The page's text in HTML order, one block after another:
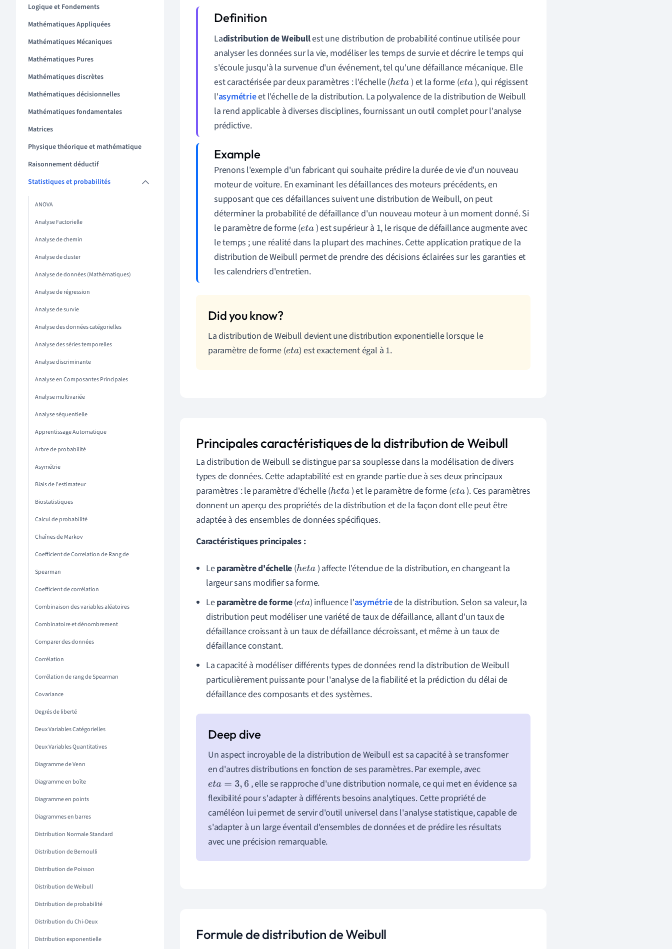
Logique et Fondements
Mathématiques Appliquées
Mathématiques Mécaniques
Mathématiques Pures
Mathématiques discrètes
Mathématiques décisionnelles
Mathématiques fondamentales
Matrices
Physique théorique et mathématique
Raisonnement déductif
Statistiques et probabilités
ANOVA
Analyse Factorielle
Analyse de chemin
Analyse de cluster
Analyse de données (Mathématiques)
Analyse de régression
Analyse de survie
Analyse des données catégorielles
Analyse des séries temporelles
Analyse discriminante
Analyse en Composantes Principales
Analyse multivariée
Analyse séquentielle
Apprentissage Automatique
Arbre de probabilité
Asymétrie
Biais de l'estimateur
Biostatistiques
Calcul de probabilité
Chaînes de Markov
Coefficient de Correlation de Rang de
Spearman
Coefficient de corrélation
Combinaison des variables aléatoires
Combinatoire et dénombrement
Comparer des données
Corrélation
Corrélation de rang de Spearman
Covariance
Degrés de liberté
Deux Variables Catégorielles
Deux Variables Quantitatives
Diagramme de Venn
Diagramme en boîte
Diagramme en points
Diagrammes en barres
Distribution Normale Standard
Distribution de Bernoulli
Distribution de Poisson
Distribution de Weibull
Distribution de probabilité
Distribution du Chi-Deux
Distribution exponentielle
Ladistribution de Weibullest une distribution de probabilité continue utilisée pour
analyser les données sur la vie, modéliser les temps de survie et décrire le temps qui
s'écoule jusqu'à la survenue d'un événement, tel qu'une défaillance mécanique. Elle
est caractérisée par deux paramètres : l'échelle (heta ) et la forme (eta), qui régissent
l'asymétrieet l'échelle de la distribution. La polyvalence de la distribution de Weibull
la rend applicable à diverses disciplines, fournissant un outil complet pour l'analyse
prédictive.
Prenons l'exemple d'un fabricant qui souhaite prédire la durée de vie d'un nouveau
moteur de voiture. En examinant les défaillances des moteurs précédents, en
supposant que ces défaillances suivent une distribution de Weibull, on peut
déterminer la probabilité de défaillance d'un nouveau moteur à un moment donné. Si
le paramètre de forme (eta) est supérieur à 1, le risque de défaillance augmente avec
le temps ; une réalité dans la plupart des machines. Cette application pratique de la
distribution de Weibull permet de prendre des décisions éclairées sur les garanties et
les calendriers d'entretien.
La distribution de Weibull devient une distribution exponentielle lorsque le
paramètre de forme (eta) est exactement égal à 1.
Principales caractéristiques de la distribution de Weibull
La distribution de Weibull se distingue par sa souplesse dans la modélisation de divers
types de données. Cette adaptabilité est en grande partie due à ses deux principaux
paramètres : le paramètre d'échelle (heta ) et le paramètre de forme (eta). Ces paramètres
donnent un aperçu des propriétés de la distribution et de la façon dont elle peut être
adaptée à des ensembles de données spécifiques.
Caractéristiques principales :
Leparamètre d'échelle (heta ) affecte l'étendue de la distribution, en changeant la
largeur sans modifier sa forme.
Leparamètre de forme(eta) influence l'asymétriede la distribution. Selon sa valeur, la
distribution peut modéliser une variété de taux de défaillance, allant d'un taux de
défaillance croissant à un taux de défaillance décroissant, et même à un taux de
défaillance constant.
La capacité à modéliser différents types de données rend la distribution de Weibull
particulièrement puissante pour l'analyse de la fiabilité et la prédiction du délai de
défaillance des composants et des systèmes.
Un aspect incroyable de la distribution de Weibull est sa capacité à se transformer
en d'autres distributions en fonction de ses paramètres. Par exemple, avec
eta= 3,6
, elle se rapproche d'une distribution normale, ce qui met en évidence sa
flexibilité pour s'adapter à différents besoins analytiques. Cette propriété de
caméléon lui permet de servir d'outil universel dans l'analyse statistique, capable de
s'adapter à un large éventail d'ensembles de données et de prédire les résultats
avec une précision remarquable.
Formule de distribution de Weibull